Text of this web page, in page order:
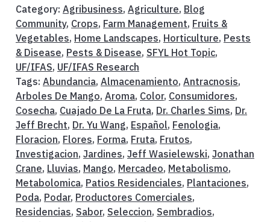
Category: Agribusiness, Agriculture, Blog
Community, Crops, Farm Management, Fruits &
Vegetables, Home Landscapes, Horticulture, Pests
& Disease, Pests & Disease, SFYL Hot Topic,
UF/IFAS, UF/IFAS Research
Tags: Abundancia, Almacenamiento, Antracnosis,
Arboles De Mango, Aroma, Color, Consumidores,
Cosecha, Cuajado De La Fruta, Dr. Charles Sims, Dr.
Jeff Brecht, Dr. Yu Wang, Español, Fenologia,
Floracion, Flores, Forma, Fruta, Frutos,
Investigacion, Jardines, Jeff Wasielewski, Jonathan
Crane, Lluvias, Mango, Mercadeo, Metabolismo,
Metabolomica, Patios Residenciales, Plantaciones,
Poda, Podar, Productores Comerciales,
Residencias, Sabor, Seleccion, Sembradios,